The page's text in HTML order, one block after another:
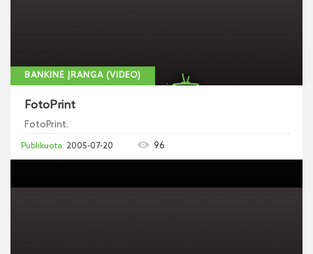
BANKINĖ ĮRANGA (VIDEO)
FotoPrint
FotoPrint.
2005-07-20 96